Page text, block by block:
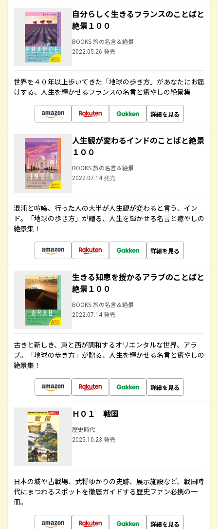
自分らしく生きるフランスのことばと
絶景１００
BOOKS 旅の名言＆絶景
2022.05.26 発売
世界を４０年以上歩いてきた「地球の歩き方」があなたにお届
けする、人生を輝かせるフランスの名言と癒やしの絶景集
詳細を見る
人生観が変わるインドのことばと絶景
１００
BOOKS 旅の名言＆絶景
2022.07.14 発売
混沌と喧噪、行った人の大半が人生観が変わると言う、イン
ド。「地球の歩き方」が贈る、人生を輝かせる名言と癒やしの
絶景集！
詳細を見る
生きる知恵を授かるアラブのことばと
絶景１００
BOOKS 旅の名言＆絶景
2022.07.14 発売
古きと新しき、東と西が調和するオリエンタルな世界、アラ
ブ。「地球の歩き方」が贈る、人生を輝かせる名言と癒やしの
絶景集！
詳細を見る
Ｈ０１ 戦国
歴史時代
2025.10.23 発売
日本の城や古戦場、武将ゆかりの史跡、展示施設など、戦国時
代にまつわるスポットを徹底ガイドする歴史ファン必携の一
冊。
詳細を見る